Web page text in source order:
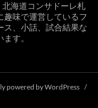
北海道コンサドーレ札
味で運営しているフ
ス、小話、試合結果な
す。
powered by WordPress